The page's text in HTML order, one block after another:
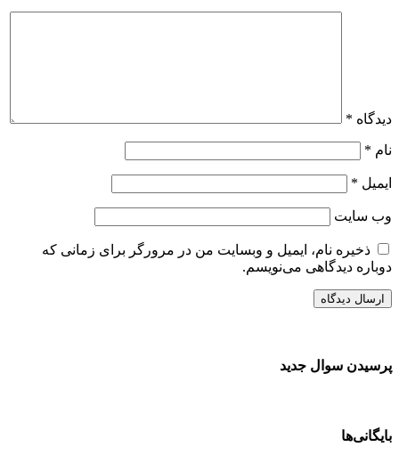
دیدگاه *
نام *
ایمیل *
وب‌ سایت
ذخیره نام، ایمیل و وبسایت من در مرورگر برای زمانی که
دوباره دیدگاهی می‌نویسم.
پرسیدن سوال جدید
بایگانی‌ها